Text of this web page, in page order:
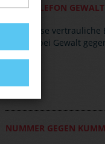
HILFETELEFON
Kostenlose
die Uhr bei Gewalt
016
NUMMER GEGEN